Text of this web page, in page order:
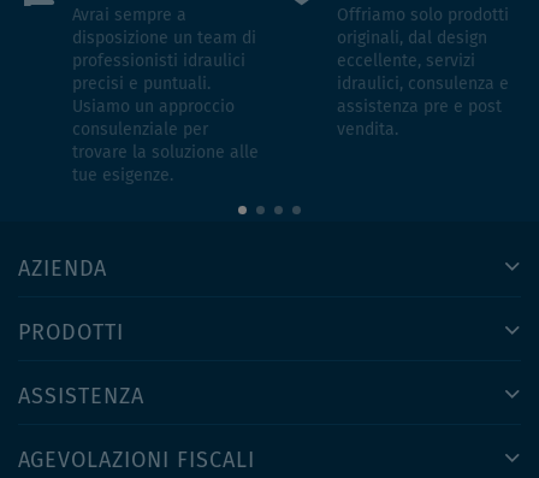
Avrai sempre a
disposizione un team di
professionisti idraulici
precisi e puntuali.
Usiamo un approccio
consulenziale per
trovare la soluzione alle
tue esigenze.
Offriamo solo prodotti
originali, dal design
eccellente, servizi
idraulici, consulenza e
assistenza pre e post
vendita.
AZIENDA
PRODOTTI
ASSISTENZA
AGEVOLAZIONI FISCALI